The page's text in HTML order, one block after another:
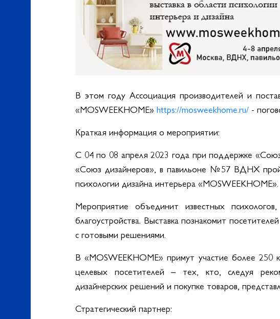
В этом году Ассоциация производителей и
«MOSWEEKHOME» https://mosweekhome.ru/ -
Краткая информация о мероприятии:
С 04 по 08 апреля 2023 года при поддержке
«Союз дизайнеров», в павильоне №57 ВДНХ
психологии дизайна интерьера «MOSWEEKHOME».
Мероприятие объединит известных
благоустройства. Выставка познакомит
с готовыми решениями.
В «MOSWEEKHOME» примут участие более
целевых посетителей – тех, кто, следуя
дизайнерских решений и покупке товаров,
Стратегический партнер: